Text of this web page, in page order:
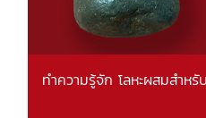
ทำความรู้จัก โลหะผสมสำหรั